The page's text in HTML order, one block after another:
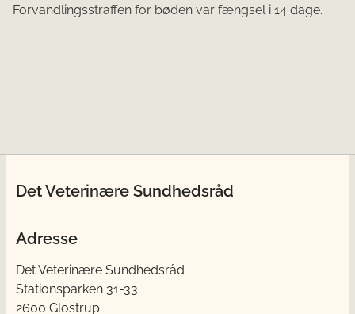
Forvandlingsstraffen for bøden var fængsel i 14 dage.
Det Veterinære Sundhedsråd
Adresse
Det Veterinære Sundhedsråd
Stationsparken 31-33
2600 Glostrup